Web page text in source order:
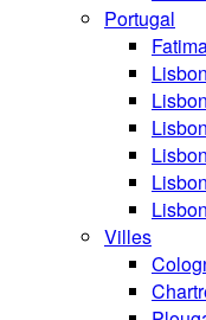
Portugal
Villes